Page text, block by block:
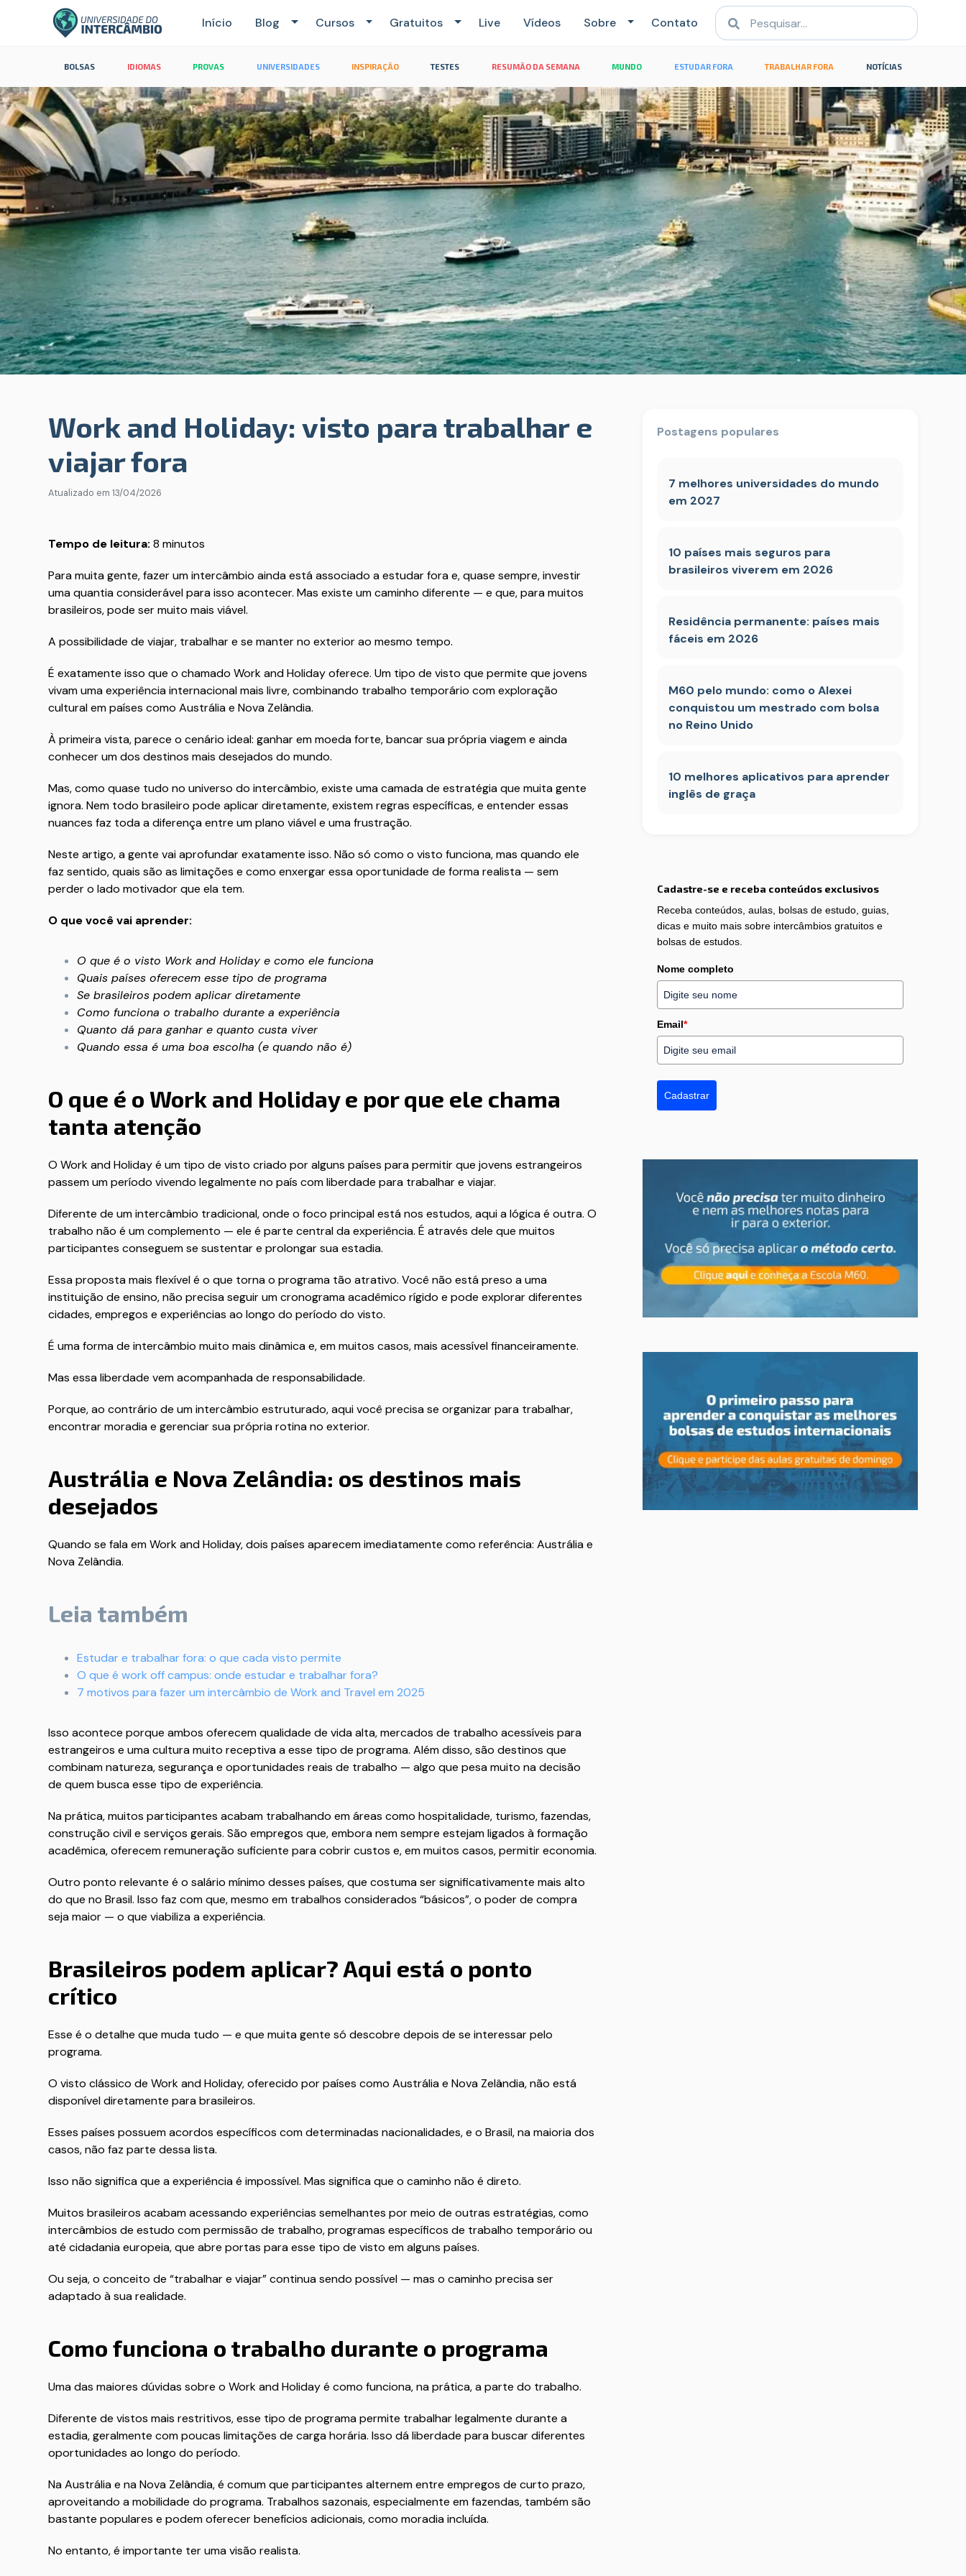
Início Blog Cursos Gratuitos Live Vídeos Sobre Contato
BOLSAS IDIOMAS PROVAS UNIVERSIDADES INSPIRAÇÃO TESTES RESUMÃO DA SEMANA MUNDO ESTUDAR FORA TRABALHAR FORA NOTÍCIAS
Work and Holiday: visto para trabalhar e
viajar fora
Atualizado em 13/04/2026
Tempo de leitura: 8 minutos
Para muita gente, fazer um intercâmbio ainda está associado a estudar fora e, quase sempre, investir
uma quantia considerável para isso acontecer. Mas existe um caminho diferente — e que, para muitos
brasileiros, pode ser muito mais viável.
A possibilidade de viajar, trabalhar e se manter no exterior ao mesmo tempo.
É exatamente isso que o chamado Work and Holiday oferece. Um tipo de visto que permite que jovens
vivam uma experiência internacional mais livre, combinando trabalho temporário com exploração
cultural em países como Austrália e Nova Zelândia.
À primeira vista, parece o cenário ideal: ganhar em moeda forte, bancar sua própria viagem e ainda
conhecer um dos destinos mais desejados do mundo.
Mas, como quase tudo no universo do intercâmbio, existe uma camada de estratégia que muita gente
ignora. Nem todo brasileiro pode aplicar diretamente, existem regras específicas, e entender essas
nuances faz toda a diferença entre um plano viável e uma frustração.
Neste artigo, a gente vai aprofundar exatamente isso. Não só como o visto funciona, mas quando ele
faz sentido, quais são as limitações e como enxergar essa oportunidade de forma realista — sem
perder o lado motivador que ela tem.
O que você vai aprender:
O que é o visto Work and Holiday e como ele funciona
Quais países oferecem esse tipo de programa
Se brasileiros podem aplicar diretamente
Como funciona o trabalho durante a experiência
Quanto dá para ganhar e quanto custa viver
Quando essa é uma boa escolha (e quando não é)
O que é o Work and Holiday e por que ele chama
tanta atenção
O Work and Holiday é um tipo de visto criado por alguns países para permitir que jovens estrangeiros
passem um período vivendo legalmente no país com liberdade para trabalhar e viajar.
Diferente de um intercâmbio tradicional, onde o foco principal está nos estudos, aqui a lógica é outra. O
trabalho não é um complemento — ele é parte central da experiência. É através dele que muitos
participantes conseguem se sustentar e prolongar sua estadia.
Essa proposta mais flexível é o que torna o programa tão atrativo. Você não está preso a uma
instituição de ensino, não precisa seguir um cronograma acadêmico rígido e pode explorar diferentes
cidades, empregos e experiências ao longo do período do visto.
É uma forma de intercâmbio muito mais dinâmica e, em muitos casos, mais acessível financeiramente.
Mas essa liberdade vem acompanhada de responsabilidade.
Porque, ao contrário de um intercâmbio estruturado, aqui você precisa se organizar para trabalhar,
encontrar moradia e gerenciar sua própria rotina no exterior.
Austrália e Nova Zelândia: os destinos mais
desejados
Quando se fala em Work and Holiday, dois países aparecem imediatamente como referência: Austrália e
Nova Zelândia.
Leia também
Estudar e trabalhar fora: o que cada visto permite
O que é work off campus: onde estudar e trabalhar fora?
7 motivos para fazer um intercâmbio de Work and Travel em 2025
Isso acontece porque ambos oferecem qualidade de vida alta, mercados de trabalho acessíveis para
estrangeiros e uma cultura muito receptiva a esse tipo de programa. Além disso, são destinos que
combinam natureza, segurança e oportunidades reais de trabalho — algo que pesa muito na decisão
de quem busca esse tipo de experiência.
Na prática, muitos participantes acabam trabalhando em áreas como hospitalidade, turismo, fazendas,
construção civil e serviços gerais. São empregos que, embora nem sempre estejam ligados à formação
acadêmica, oferecem remuneração suficiente para cobrir custos e, em muitos casos, permitir economia.
Outro ponto relevante é o salário mínimo desses países, que costuma ser significativamente mais alto
do que no Brasil. Isso faz com que, mesmo em trabalhos considerados “básicos”, o poder de compra
seja maior — o que viabiliza a experiência.
Brasileiros podem aplicar? Aqui está o ponto
crítico
Esse é o detalhe que muda tudo — e que muita gente só descobre depois de se interessar pelo
programa.
O visto clássico de Work and Holiday, oferecido por países como Austrália e Nova Zelândia, não está
disponível diretamente para brasileiros.
Esses países possuem acordos específicos com determinadas nacionalidades, e o Brasil, na maioria dos
casos, não faz parte dessa lista.
Isso não significa que a experiência é impossível. Mas significa que o caminho não é direto.
Muitos brasileiros acabam acessando experiências semelhantes por meio de outras estratégias, como
intercâmbios de estudo com permissão de trabalho, programas específicos de trabalho temporário ou
até cidadania europeia, que abre portas para esse tipo de visto em alguns países.
Ou seja, o conceito de “trabalhar e viajar” continua sendo possível — mas o caminho precisa ser
adaptado à sua realidade.
Como funciona o trabalho durante o programa
Uma das maiores dúvidas sobre o Work and Holiday é como funciona, na prática, a parte do trabalho.
Diferente de vistos mais restritivos, esse tipo de programa permite trabalhar legalmente durante a
estadia, geralmente com poucas limitações de carga horária. Isso dá liberdade para buscar diferentes
oportunidades ao longo do período.
Na Austrália e na Nova Zelândia, é comum que participantes alternem entre empregos de curto prazo,
aproveitando a mobilidade do programa. Trabalhos sazonais, especialmente em fazendas, também são
bastante populares e podem oferecer benefícios adicionais, como moradia incluída.
No entanto, é importante ter uma visão realista.
Postagens populares
7 melhores universidades do mundo
em 2027
10 países mais seguros para
brasileiros viverem em 2026
Residência permanente: países mais
fáceis em 2026
M60 pelo mundo: como o Alexei
conquistou um mestrado com bolsa
no Reino Unido
10 melhores aplicativos para aprender
inglês de graça
Cadastre-se e receba conteúdos exclusivos
Receba conteúdos, aulas, bolsas de estudo, guias,
dicas e muito mais sobre intercâmbios gratuitos e
bolsas de estudos.
Nome completo
Email*
Cadastrar